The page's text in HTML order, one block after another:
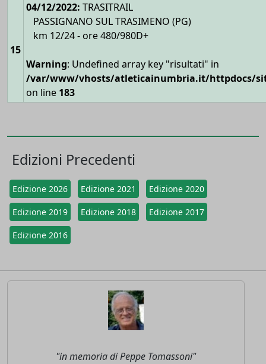
15
04/12/2022: TRASITRAIL
PASSIGNANO SUL TRASIMENO (PG)
km 12/24 - ore 480/980D+
Warning: Undefined array key "risultati" in
/var/www/vhosts/atleticainumbria.it/httpdocs/
on line 183
Edizioni Precedenti
Edizione 2026 Edizione 2021 Edizione 2020
Edizione 2019 Edizione 2018 Edizione 2017
Edizione 2016
"in memoria di Peppe Tomassoni"